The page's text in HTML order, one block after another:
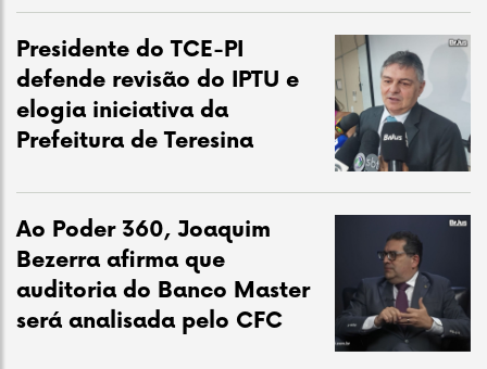
Presidente do TCE-PI
defende revisão do IPTU e
elogia iniciativa da
Prefeitura de Teresina
Ao Poder 360, Joaquim
Bezerra afirma que
auditoria do Banco Master
será analisada pelo CFC